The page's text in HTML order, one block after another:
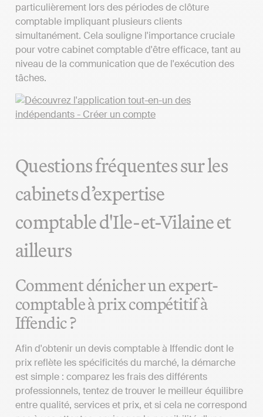
particulièrement lors des périodes de clôture
comptable impliquant plusieurs clients
simultanément. Cela souligne l'importance cruciale
pour votre cabinet comptable d'être efficace, tant au
niveau de la communication que de l'exécution des
tâches.
Questions fréquentes sur les
cabinets d’expertise
comptable d'Ile-et-Vilaine et
ailleurs
Comment dénicher un expert-
comptable à prix compétitif à
Iffendic ?
Afin d'obtenir un devis comptable à Iffendic dont le
prix reflète les spécificités du marché, la démarche
est simple : comparez les frais des différents
professionnels, tentez de trouver le meilleur équilibre
entre qualité, services et prix, et si cela ne correspond